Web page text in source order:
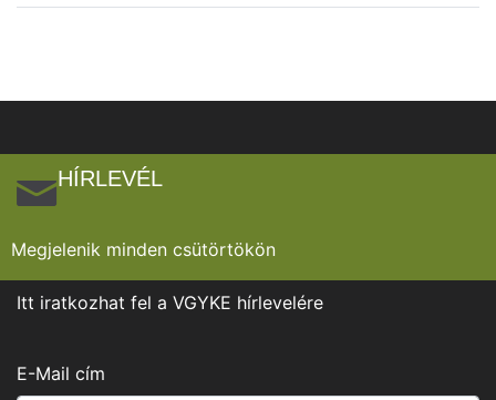
HÍRLEVÉL
Megjelenik minden csütörtökön
Itt iratkozhat fel a VGYKE hírlevelére
E-Mail cím